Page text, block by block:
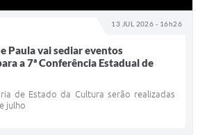
13 JUL 2026 - 16h26
Paula vai sediar eventos
a 7ª Conferência Estadual de
de Estado da Cultura serão realizadas
julho